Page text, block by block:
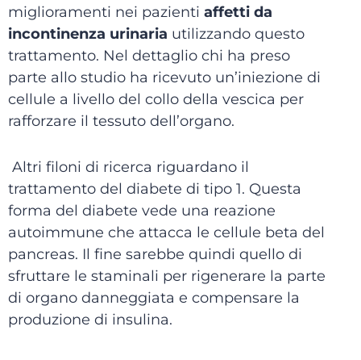
miglioramenti nei pazienti affetti da
incontinenza urinaria utilizzando questo
trattamento. Nel dettaglio chi ha preso
parte allo studio ha ricevuto un’iniezione di
cellule a livello del collo della vescica per
rafforzare il tessuto dell’organo.
Altri filoni di ricerca riguardano il
trattamento del diabete di tipo 1. Questa
forma del diabete vede una reazione
autoimmune che attacca le cellule beta del
pancreas. Il fine sarebbe quindi quello di
sfruttare le staminali per rigenerare la parte
di organo danneggiata e compensare la
produzione di insulina.